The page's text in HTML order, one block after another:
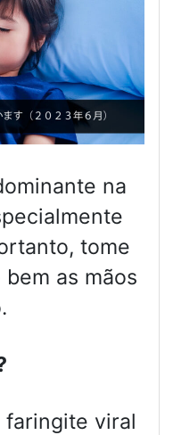
na
tome
as mãos
faringite viral